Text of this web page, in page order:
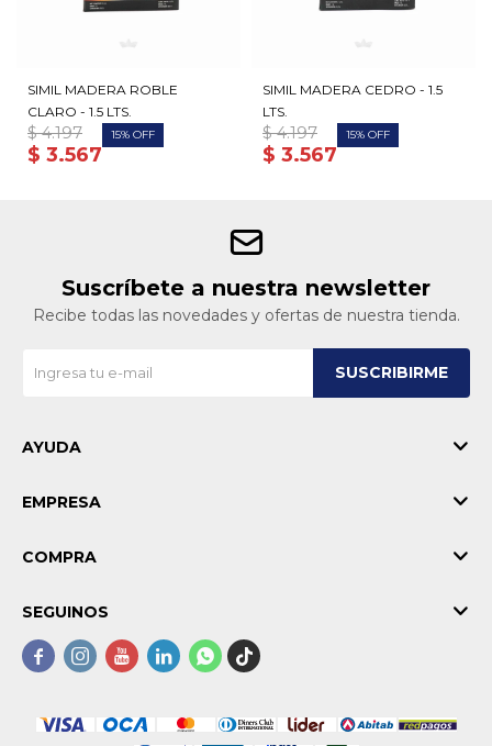
SIMIL MADERA ROBLE
CLARO - 1.5 LTS.
$ 3.567
$ 4.197 15
SIMIL MADERA CEDRO - 1.5
LTS.
$ 3.567
$ 4.197 15
Suscríbete a nuestra newsletter
Recibe todas las novedades y ofertas de nuestra tienda.
SUSCRIBIRME
AYUDA
EMPRESA
COMPRA
SEGUINOS
    